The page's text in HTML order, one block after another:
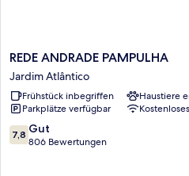
REDE
ANDRADE
PAMPULHA
Jardim
Atlântico
REDE ANDRADE PAMPULHA
Jardim Atlântico
Frühstück inbegriffen
Haustiere
Parkplätze verfügbar
7.8
von
7,8 Gut
806 Bewertungen